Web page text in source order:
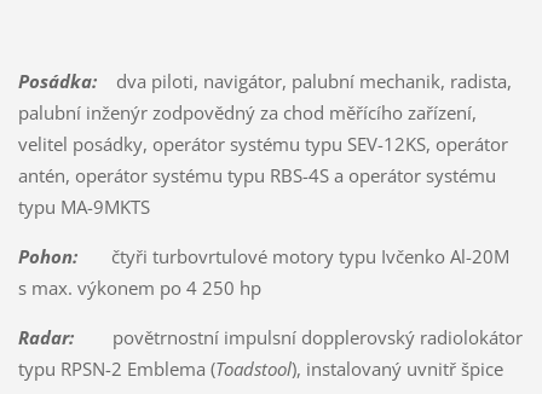
Posádka:dva piloti, navigátor, palubní mechanik, radista,
palubní inženýr zodpovědný za chod měřícího zařízení,
velitel posádky, operátor systému typu SEV-12KS, operátor
antén, operátor systému typu RBS-4S a operátor systému
typu MA-9MKTS
Pohon:čtyři turbovrtulové motory typu Ivčenko Al-20M
s max. výkonem po 4 250 hp
Radar:povětrnostní impulsní dopplerovský radiolokátor
typu RPSN-2 Emblema (Toadstool), instalovaný uvnitř špice